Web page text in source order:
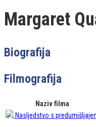
Margaret
Biografija
Filmografija
Naziv filma
Nasljedstvo s